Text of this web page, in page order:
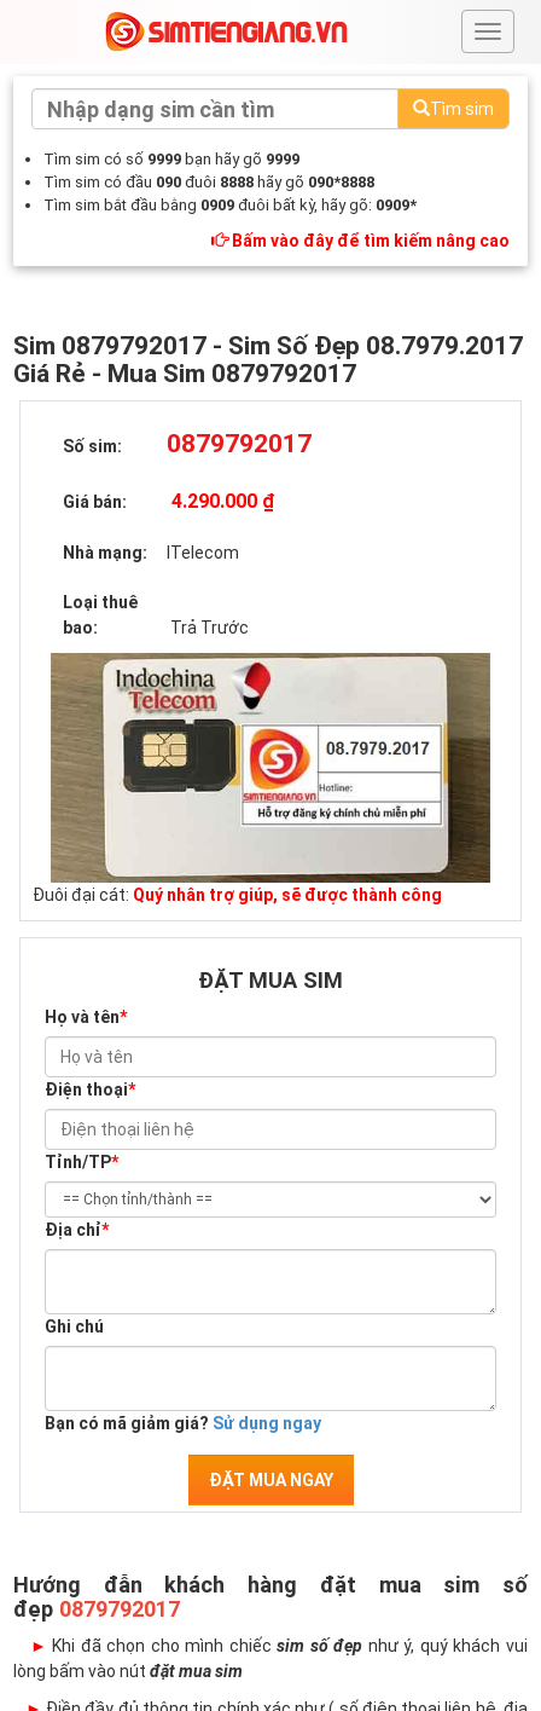
#
Tìm sim
Tìm sim có số 9999 bạn hãy gõ 9999
Tìm sim có đầu 090 đuôi 8888 hãy gõ 090*8888
Tìm sim bắt đầu bằng 0909 đuôi bất kỳ, hãy gõ: 0909*
Bấm vào đây để tìm kiếm nâng cao
Sim 0879792017 - Sim Số Đẹp 08.7979.2017
Giá Rẻ - Mua Sim 0879792017
Số sim: 0879792017
Giá bán: 4.290.000 ₫
Nhà mạng: ITelecom
Loại thuê
bao:
Trả Trước
Đuôi đại cát: Quý nhân trợ giúp, sẽ được thành công
ĐẶT MUA SIM
Họ và tên*
Điện thoại*
Tỉnh/TP*
Địa chỉ*
Ghi chú
Bạn có mã giảm giá? Sử dụng ngay
ĐẶT MUA NGAY
Hướng đẫn khách hàng đặt mua sim số
đẹp 0879792017
► Khi đã chọn cho mình chiếcsim số đẹp như ý, quý khách vui
lòng bấm vào nút đặt mua sim